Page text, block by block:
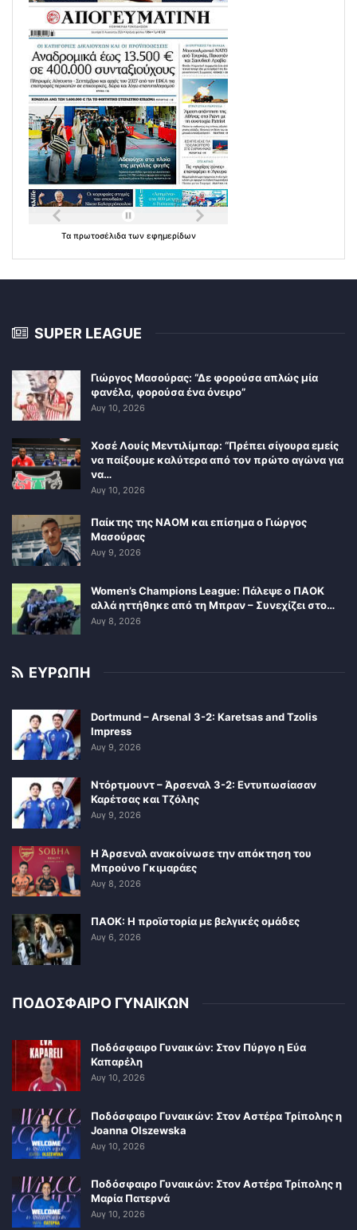
Τα πρωτοσέλιδα των εφημερίδων
SUPER LEAGUE
Γιώργος Μασούρας: “Δε φορούσα απλώς μία
φανέλα, φορούσα ένα όνειρο”
Αυγ 10, 2026
Χοσέ Λουίς Μεντιλίμπαρ: “Πρέπει σίγουρα εμείς
να παίξουμε καλύτερα από τον πρώτο αγώνα για
να…
Αυγ 10, 2026
Παίκτης της ΝΑΟΜ και επίσημα ο Γιώργος
Μασούρας
Αυγ 9, 2026
Women’s Champions League: Πάλεψε ο ΠΑΟΚ
αλλά ηττήθηκε από τη Μπραν – Συνεχίζει στο…
Αυγ 8, 2026
ΕΥΡΩΠΗ
Dortmund – Arsenal 3-2: Karetsas and Tzolis
Impress
Αυγ 9, 2026
Ντόρτμουντ – Άρσεναλ 3-2: Εντυπωσίασαν
Καρέτσας και Τζόλης
Αυγ 9, 2026
Η Άρσεναλ ανακοίνωσε την απόκτηση του
Μπρούνο Γκιμαράες
Αυγ 8, 2026
ΠΑΟΚ: Η προϊστορία με βελγικές ομάδες
Αυγ 6, 2026
ΠΟΔΟΣΦΑΙΡΟ ΓΥΝΑΙΚΩΝ
Ποδόσφαιρο Γυναικών: Στον Πύργο η Εύα
Καπαρέλη
Αυγ 10, 2026
Ποδόσφαιρο Γυναικών: Στον Αστέρα Τρίπολης η
Joanna Olszewska
Αυγ 10, 2026
Ποδόσφαιρο Γυναικών: Στον Αστέρα Τρίπολης η
Μαρία Πατερνά
Αυγ 10, 2026